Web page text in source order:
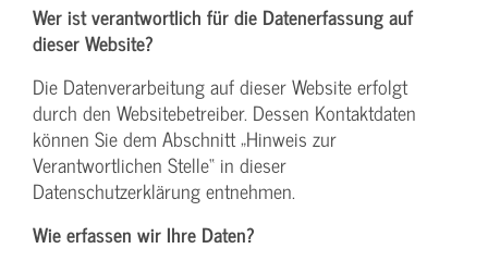
Wer ist verantwortlich für die Datenerfassung auf
dieser Website?
Die Datenverarbeitung auf dieser Website erfolgt
durch den Websitebetreiber. Dessen Kontaktdaten
können Sie dem Abschnitt „Hinweis zur
Verantwortlichen Stelle“ in dieser
Datenschutzerklärung entnehmen.
Wie erfassen wir Ihre Daten?